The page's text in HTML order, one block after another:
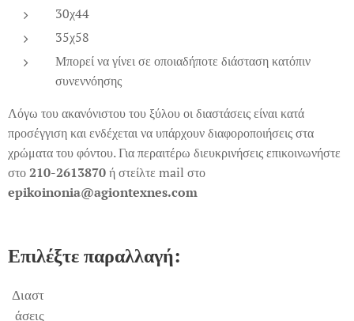
30χ44
35χ58
Μπορεί να γίνει σε οποιαδήποτε διάσταση κατόπιν
συνεννόησης
Λόγω του ακανόνιστου του ξύλου οι διαστάσεις είναι κατά
προσέγγιση και ενδέχεται να υπάρχουν διαφοροποιήσεις στα
χρώματα του φόντου. Για περαιτέρω διευκρινήσεις επικοινωνήστε
στο210-2613870ή στείλτε mail στο
epikoinonia@agiontexnes.com
Επιλέξτε παραλλαγή:
Διαστ
άσεις